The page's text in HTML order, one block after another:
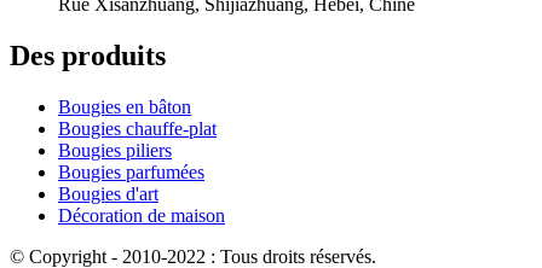
Rue Xisanzhuang, Shijiazhuang, Hebei, Chine
Des produits
Bougies en bâton
Bougies chauffe-plat
Bougies piliers
Bougies parfumées
Bougies d'art
Décoration de maison
© Copyright - 2010-2022 : Tous droits réservés.